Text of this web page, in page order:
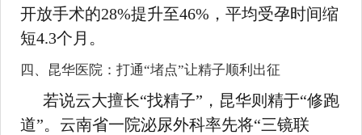
开放手术的28%提升至46%，平均受孕时间缩
短4.3个月。
四、昆华医院：打通“堵点”让精子顺利出征
若说云大擅长“找精子”，昆华则精于“修跑
道”。云南省一院泌尿外科率先将“三镜联